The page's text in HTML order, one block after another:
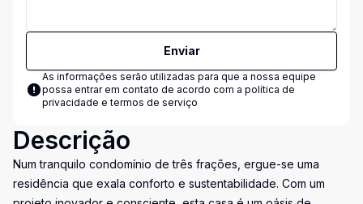
Enviar
As informações serão utilizadas para que a nossa equipe
possa entrar em contato de acordo com a política de
privacidade e termos de serviço
Descrição
Num tranquilo condomínio de três frações, ergue-se uma
residência que exala conforto e sustentabilidade. Com um